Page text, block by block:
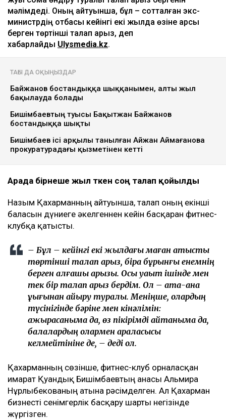
мәлімдеді. Оның айтуынша, бұл – сотталған экс-
министрдің отбасы кейінгі екі жылда өзіне қарсы
берген төртінші талап арыз, деп
хабарлайды Ulysmedia.kz.
ТАҒЫ ДА ОҚЫҢЫЗДАР
Байжанов бостандыққа шыққанымен, алты жыл
бақылауда болады
Бишімбаевтың туысы Бақытжан Байжанов
бостандыққа шықты
Бишімбаев ісі арқылы танылған Айжан Аймағанова
прокуратурадағы қызметінен кетті
Арада бірнеше жыл өткен соң талап қойылды
Назым Қахарманның айтуынша, талап оның екінші
баласын дүниеге әкелгеннен кейін басқарған фитнес-
клубқа қатысты.
– Бұл – кейінгі екі жылдағы маған қатысты
төртінші талап арыз, бірақ бұрынғы енемнің
берген алғашқы арызы. Осы уақыт ішінде мен
тек бір талап арыз бердім. Ол – ата-ана
құқығынан айыру туралы. Меніңше, олардың
түсінігінде бәріне мен кінәлімін:
ажырасқаныма да, өз пікірімді айтқаныма да,
балалардың олармен араласқысы
келмейтініне де, – деді ол.
Қахарманның сөзінше, фитнес-клуб орналасқан
ғимарат Қуандық Бишімбаевтың анасы Альмира
Нұрлыбекованың атына рәсімделген. Ал Қахарман
бизнесті сенімгерлік басқару шарты негізінде
жүргізген.